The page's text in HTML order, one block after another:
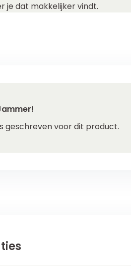
je dat makkelijker vindt.
geschreven voor dit product.